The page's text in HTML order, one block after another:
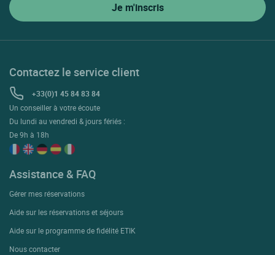
Contactez le service client
+33(0)1 45 84 83 84
Un conseiller à votre écoute
Du lundi au vendredi & jours fériés :
De 9h à 18h
Assistance & FAQ
Gérer mes réservations
Aide sur les réservations et séjours
Aide sur le programme de fidélité ETIK
Nous contacter